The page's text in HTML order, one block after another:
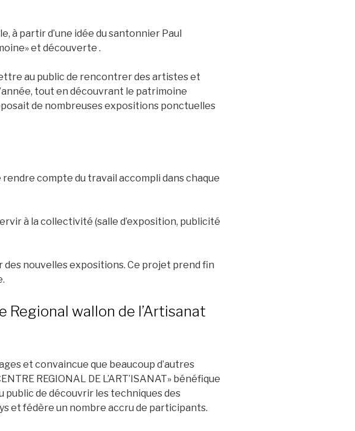
à partir d’une idée du santonnier Paul
et découverte .
au public de rencontrer des artistes et
tout en découvrant le patrimoine
de nombreuses expositions ponctuelles
compte du travail accompli dans chaque
à la collectivité (salle d’exposition, publicité
nouvelles expositions. Ce projet prend fin
Regional wallon de l’Artisanat
et convaincue que beaucoup d’autres
REGIONAL DE L’ART’ISANAT» bénéfique
public de découvrir les techniques des
et fédère un nombre accru de participants.